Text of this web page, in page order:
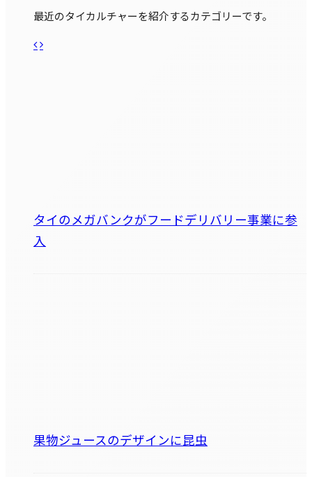
最近のタイカルチャーを紹介するカテゴリーです。
タイのメガバンクがフードデリバリー事業に参
入
果物ジュースのデザインに昆虫